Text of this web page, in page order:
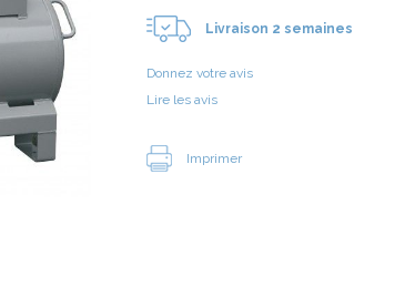
Livraison 2 semaines
Donnez votre avis
Lire les avis
Imprimer